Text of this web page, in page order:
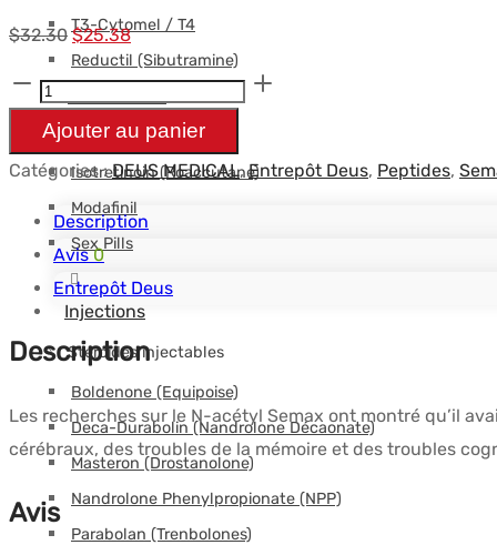
T3-Cytomel / T4
Reductil (Sibutramine)
Autres Oraux
Finasteride
Isotretinoin (Roaccutane)
Modafinil
Sex Pills
Injections
Stéroïdes injectables
Boldenone (Equipoise)
Deca-Durabolin (Nandrolone Décaonate)
Masteron (Drostanolone)
Nandrolone Phenylpropionate (NPP)
Parabolan (Trenbolones)
$32.30Le
prix
initial
était :
$32.30.
$25.38Le
prix
actuel
est :
$25.38.
quantité
de
SEMAX
5
mg/vial
-
DEUS-
MEDICAL
Ajouter au panier
Catégories :DEUS MEDICAL,Entrepôt Deus, Peptides,
Description
Avis0
Entrepôt Deus
Description
Les recherches sur le N-acétyl Semax ont montré qu’il
cérébraux, des troubles de la mémoire et des troubles
Avis